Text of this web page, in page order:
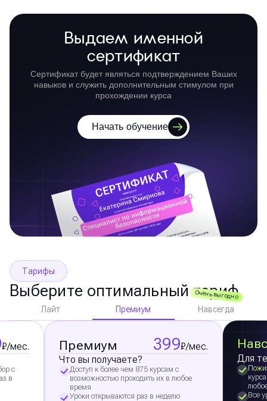
Выдаем именной
сертификат
Сертификат будет являться подтверждением Ваших
навыков и служить дополнительным стимулом при
прохождении курса
Начать обучение
Тарифы
Выберите оптимальный тариф
Очень выгодно
Лайт Премиум Навсегда
₽/мес.
с
в
Премиум 399₽/мес.
Что вы получаете?
Доступ к более чем 875 курсам с
возможностью проходить их в любое
время
Уроки открываются раз в неделю
Для
Все